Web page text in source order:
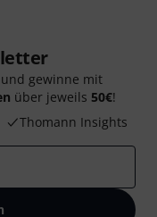
gewinne mit
über jeweils 50€!
Thomann Insights